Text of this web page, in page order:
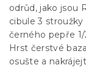
odrůd, jako jsou
cibule 3 stroužky
černého pepře
Hrst čerstvé
osušte a